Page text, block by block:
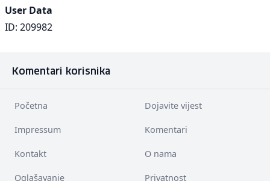
User Data
ID: 209982
Komentari korisnika
Početna Dojavite vijest
Impressum Komentari
Kontakt O nama
Oglašavanje Privatnost